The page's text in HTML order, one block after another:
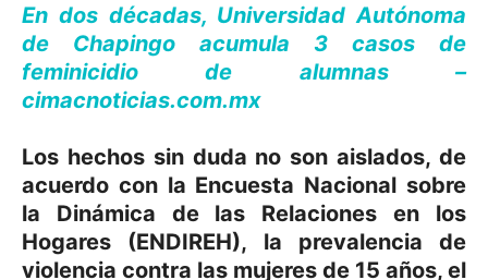
En dos décadas, Universidad Autónoma
de Chapingo acumula 3 casos de
feminicidio de alumnas –
cimacnoticias.com.mx
Los hechos sin duda no son aislados, de
acuerdo con la Encuesta Nacional sobre
la Dinámica de las Relaciones en los
Hogares (ENDIREH), la prevalencia de
violencia contra las mujeres de 15 años, el